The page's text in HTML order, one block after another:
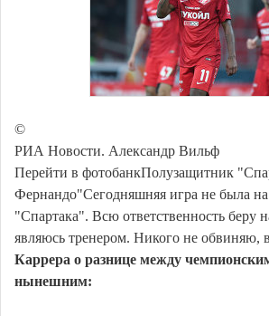
©
РИА Новости. Александр Вильф
Перейти в фотобанкПолузащитник
Фернандо"Сегодняшняя игра не была
"Спартака". Всю ответственность беру
являюсь тренером. Никого не обвиняю,
Каррера о разнице между
нынешним: